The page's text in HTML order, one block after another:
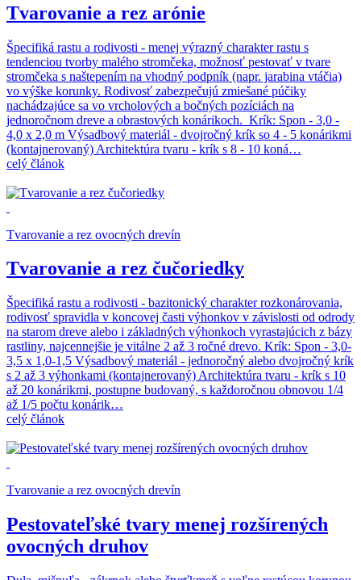
Tvarovanie a rez arónie
Špecifiká rastu a rodivosti - menej výrazný charakter rastu s
tendenciou tvorby malého stromčeka, možnosť pestovať v tvare
stromčeka s naštepením na vhodný podpník (napr. jarabina vtáčia)
vo výške korunky. Rodivosť zabezpečujú zmiešané púčiky
nachádzajúce sa vo vrcholových a bočných pozíciách na
jednoročnom dreve a obrastových konárikoch. Krík: Spon - 3,0 -
4,0 x 2,0 m Výsadbový materiál - dvojročný krík so 4 - 5 konárikmi
(kontajnerovaný) Architektúra tvaru - krík s 8 - 10 koná…
celý článok
Tvarovanie a rez ovocných drevín
Tvarovanie a rez čučoriedky
Špecifiká rastu a rodivosti - bazitonický charakter rozkonárovania,
rodivosť spravidla v koncovej časti výhonkov v závislosti od odrody
na starom dreve alebo i základných výhonkoch vyrastajúcich z bázy
rastliny, najcennejšie je vitálne 2 až 3 ročné drevo. Krík: Spon - 3,0-
3,5 x 1,0-1,5 Výsadbový materiál - jednoročný alebo dvojročný krík
s 2 až 3 výhonkami (kontajnerovaný) Architektúra tvaru - krík s 10
až 20 konárikmi, postupne budovaný, s každoročnou obnovou 1/4
až 1/5 počtu konárik…
celý článok
Tvarovanie a rez ovocných drevín
Pestovateľské tvary menej rozšírených
ovocných druhov